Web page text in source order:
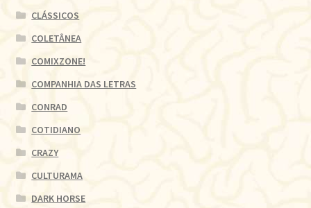
CLÁSSICOS
COLETÂNEA
COMIXZONE!
COMPANHIA DAS LETRAS
CONRAD
COTIDIANO
CRAZY
CULTURAMA
DARK HORSE